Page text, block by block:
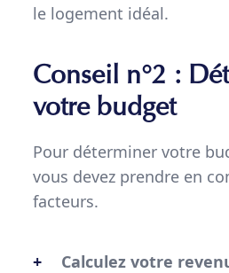
le logement idéal.
Conseil n°2 :
votre budget
Pour déterminer votre
vous devez prendre en
facteurs.
Calculez votre